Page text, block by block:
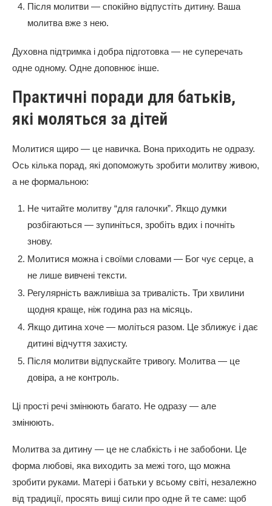
Після молитви — спокійно відпустіть дитину. Ваша
молитва вже з нею.
Духовна підтримка і добра підготовка — не суперечать
одне одному. Одне доповнює інше.
Практичні поради для батьків,
які моляться за дітей
Молитися щиро — це навичка. Вона приходить не одразу.
Ось кілька порад, які допоможуть зробити молитву живою,
а не формальною:
Не читайте молитву “для галочки”. Якщо думки
розбігаються — зупиніться, зробіть вдих і почніть
знову.
Молитися можна і своїми словами — Бог чує серце, а
не лише вивчені тексти.
Регулярність важливіша за тривалість. Три хвилини
щодня краще, ніж година раз на місяць.
Якщо дитина хоче — моліться разом. Це зближує і дає
дитині відчуття захисту.
Після молитви відпускайте тривогу. Молитва — це
довіра, а не контроль.
Ці прості речі змінюють багато. Не одразу — але
змінюють.
Молитва за дитину — це не слабкість і не забобони. Це
форма любові, яка виходить за межі того, що можна
зробити руками. Матері і батьки у всьому світі, незалежно
від традиції, просять вищі сили про одне й те саме: щоб